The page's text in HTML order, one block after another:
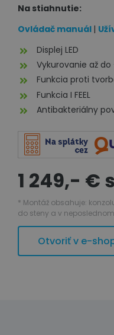
Na stiahnutie:
Ovládač manuál |
Displej LED
Vykurovanie až do
Funkcia proti
Funkcia I FEEL
Antibakteriálny
1 249,- €
* Montáž obsahuje:
do steny a v
Otvoriť v e-